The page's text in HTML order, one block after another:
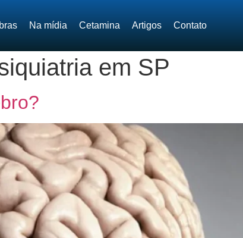
Na mídia Cetamina Artigos Contato
em SP